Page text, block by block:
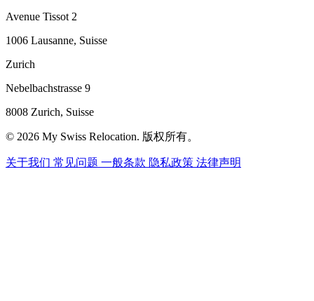
Avenue Tissot 2
1006 Lausanne, Suisse
Zurich
Nebelbachstrasse 9
8008 Zurich, Suisse
© 2026 My Swiss Relocation. 版权所有。
关于我们 常见问题 一般条款 隐私政策 法律声明